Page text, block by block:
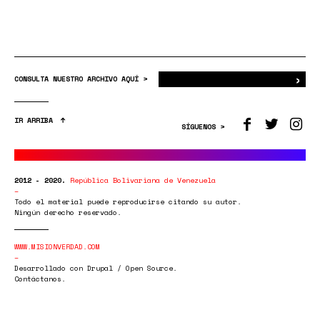
CONSULTA NUESTRO ARCHIVO AQUÍ > ›
IR ARRIBA
SÍGUENOS >
2012 - 2020. República Bolivariana de Venezuela
Todo el material puede reproducirse citando su autor.
Ningún derecho reservado.
WWW.MISIONVERDAD.COM
Desarrollado con Drupal / Open Source.
Contáctanos.